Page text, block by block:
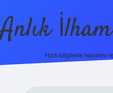
Anlık
Hızlı bilgilerle hayatını